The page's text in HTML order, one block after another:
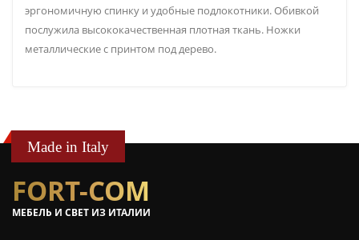
эргономичную спинку и удобные подлокотники. Обивкой
послужила высококачественная плотная ткань. Ножки
металлические с принтом под дерево.
Made in Italy
FORT-COM
МЕБЕЛЬ И СВЕТ ИЗ ИТАЛИИ